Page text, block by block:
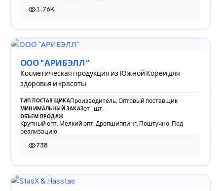
1.76K
1 760 просмотров
ООО "АРИБЭЛЛ"
Косметическая продукция из Южной Кореи для
здоровья и красоты
ТИП ПОСТАВЩИКАПроизводитель, Оптовый поставщик
МИНИМАЛЬНЫЙ ЗАКАЗот 1 шт.
ОБЪЕМ ПРОДАЖ
Крупный опт, Мелкий опт, Дропшиппинг, Поштучно, Под
реализацию
738
738 просмотров